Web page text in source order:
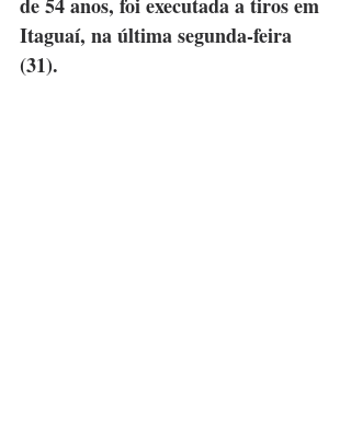
Itaguaí, na última segunda-feira
(31).